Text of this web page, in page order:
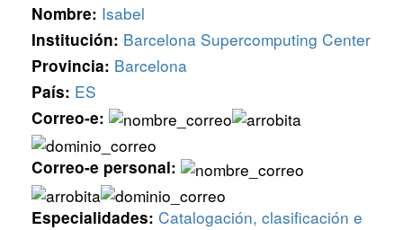
Nombre: Isabel
Institución: Barcelona Supercomputing Center
Provincia: Barcelona
País: ES
Correo-e:
Correo-e personal:
Especialidades: Catalogación, clasificación e